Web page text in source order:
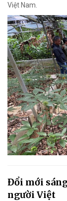
Việt Nam.
Đổi mới
người Việt